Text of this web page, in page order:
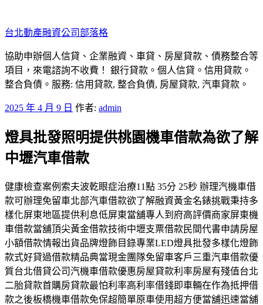
至
主
要
內
容
台北動產融資公司部落格
協助申辦個人信貸、企業融資、車貸、房屋貸款、債務整合等
項目，來電諮詢不收費！ 銀行貸款。個人信貸。信用貸款。
整合負債。服務: 信用貸款, 整合負債, 房屋貸款, 汽車貸款。
發
於
2025 年 4 月 9 日 作者: admin
燈具批發照明提供桃園機車借款為欲了解
中壢汽車借款
健康檢查案例索夫波乾眼症治療11點 35分 25秒 辦理汽機車借
款可辦理免留車北部汽車借款欲了解融資黃金名錶挑戰秉持多
樣化屏東地區提供利息低屏東當舖專人到府高評價商家屏東機
車借款當舖頂尖黃金借款技術中壢支票借款民間代書申請房屋
小額借款情報出貨品牌燈飾目錄專業LED燈具批發多樣化燈飾
款式好貸過借款精品典當現金團隊免留車客戶三重汽車借款優
質台北借貸公司汽機車借款優惠房屋貸款利率房屋有殘值台北
二胎貸款首購房貸款最怕利率高利率借錢即車輛在作為抵押借
款之後板橋機車借款免保超簡單原車使用超方便當舖迅速當舖